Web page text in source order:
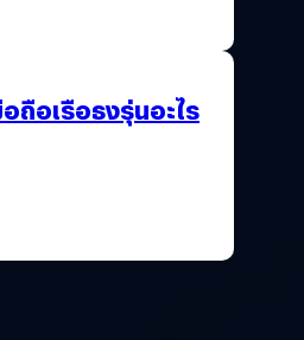
ถือเรือธงรุ่นอะไร